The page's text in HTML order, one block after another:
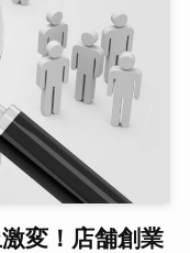
変！店舗創業